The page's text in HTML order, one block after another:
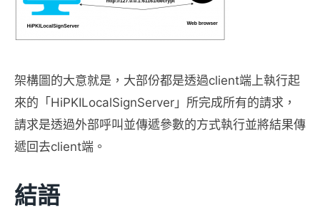
架構圖的大意就是，大部份都是透過client端上執行起
來的「HiPKILocalSignServer」所完成所有的請求，
請求是透過外部呼叫並傳遞參數的方式執行並將結果傳
遞回去client端。
結語